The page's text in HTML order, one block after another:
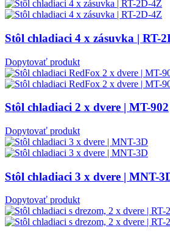
Stôl chladiaci 4 x zásuvka | RT-
Dopytovať produkt
Stôl chladiaci 2 x dvere | MT-902
Dopytovať produkt
Stôl chladiaci 3 x dvere | MNT-
Dopytovať produkt